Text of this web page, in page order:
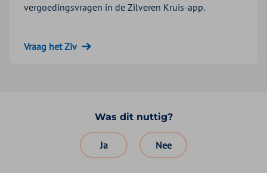
vergoedingsvragen in de Zilveren Kruis-app.
Vraag het Ziv
Was dit nuttig?
Ja Nee